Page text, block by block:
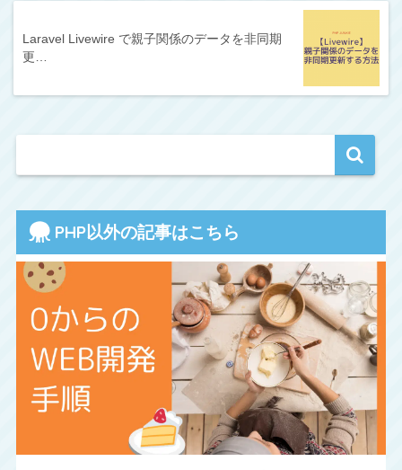
Laravel Livewire で親子関係のデータを非同期
更…
PHP以外の記事はこちら